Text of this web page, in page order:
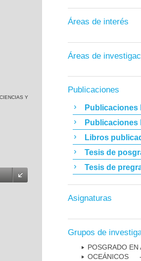
Y
Áreas de interés
Áreas de
Publicaciones
Publicaciones
Publicaciones
Libros
Tesis de
Tesis de
Asignaturas
Grupos de
POSGRADO
OCEÁNICOS